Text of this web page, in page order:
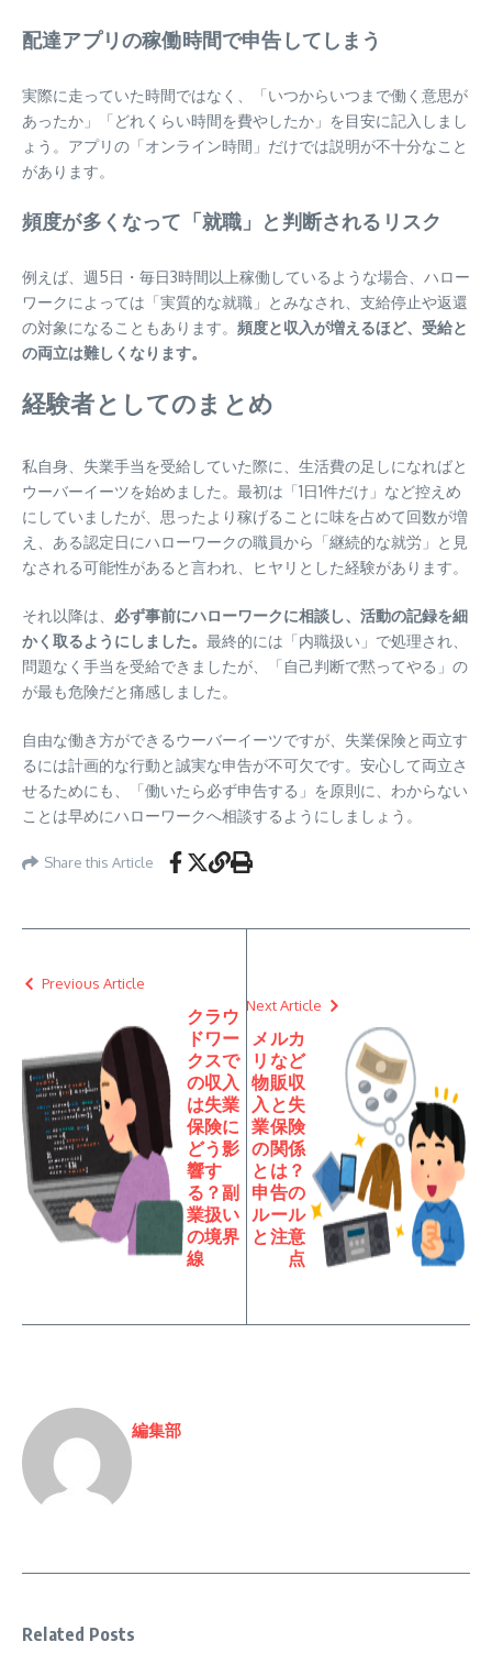
配達アプリの稼働時間で申告してしまう
実際に走っていた時間ではなく、「いつからいつまで働く意思が
あったか」「どれくらい時間を費やしたか」を目安に記入しまし
ょう。アプリの「オンライン時間」だけでは説明が不十分なこと
があります。
頻度が多くなって「就職」と判断されるリスク
例えば、週5日・毎日3時間以上稼働しているような場合、ハロー
ワークによっては「実質的な就職」とみなされ、支給停止や返還
の対象になることもあります。 頻度と収入が増えるほど、受給と
の両立は難しくなります。
経験者としてのまとめ
私自身、失業手当を受給していた際に、生活費の足しになればと
ウーバーイーツを始めました。最初は「1日1件だけ」など控えめ
にしていましたが、思ったより稼げることに味を占めて回数が増
え、ある認定日にハローワークの職員から「継続的な就労」と見
なされる可能性があると言われ、ヒヤリとした経験があります。
それ以降は、 必ず事前にハローワークに相談し、活動の記録を細
かく取るようにしました。 最終的には「内職扱い」で処理され、
問題なく手当を受給できましたが、「自己判断で黙ってやる」の
が最も危険だと痛感しました。
自由な働き方ができるウーバーイーツですが、失業保険と両立す
るには計画的な行動と誠実な申告が不可欠です。安心して両立さ
せるためにも、「働いたら必ず申告する」を原則に、わからない
ことは早めにハローワークへ相談するようにしましょう。
Share this Article
Previous Article
クラウ
ドワー
クスで
の収入
は失業
保険に
どう影
響す
る？副
業扱い
の境界
線
Next Article
メルカ
リなど
物販収
入と失
業保険
の関係
とは？
申告の
ルール
と注意
点
編集部
Related Posts